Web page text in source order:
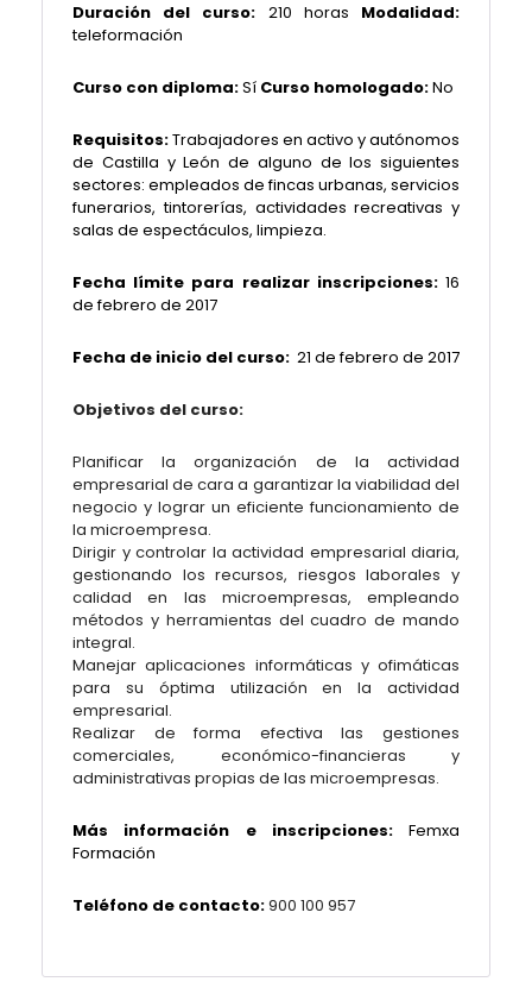
Duración del curso: 210 horas Modalidad:
teleformación
Curso con diploma:Sí Curso homologado:No
Requisitos:Trabajadores en activo y autónomos
de Castilla y León de alguno de los siguientes
sectores: empleados de fincas urbanas, servicios
funerarios, tintorerías, actividades recreativas y
salas de espectáculos, limpieza.
Fecha límite para realizar inscripciones: 16
de febrero de 2017
Fecha de inicio del curso: 21 de febrero de 2017
Objetivos del curso:
Planificar la organización de la actividad
empresarial de cara a garantizar la viabilidad del
negocio y lograr un eficiente funcionamiento de
la microempresa.
Dirigir y controlar la actividad empresarial diaria,
gestionando los recursos, riesgos laborales y
calidad en las microempresas, empleando
métodos y herramientas del cuadro de mando
integral.
Manejar aplicaciones informáticas y ofimáticas
para su óptima utilización en la actividad
empresarial.
Realizar de forma efectiva las gestiones
comerciales, económico-financieras y
administrativas propias de las microempresas.
Más información e inscripciones:Femxa
Formación
Teléfono de contacto:900 100 957